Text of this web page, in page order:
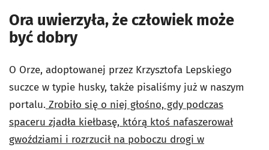
Ora uwierzyła, że człowiek może
być dobry
O Orze, adoptowanej przez Krzysztofa Lepskiego
suczce w typie husky, także pisaliśmy już w naszym
portalu. Zrobiło się o niej głośno, gdy podczas
spaceru zjadła kiełbasę, którą ktoś nafaszerował
gwoździami i rozrzucił na poboczu drogi w